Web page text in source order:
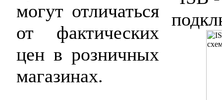
могут отличаться
от фактических
цен в розничных
магазинах.